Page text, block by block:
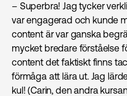
– Superbra! Jag tycker
var engagerad och kunde
content är var ganska
mycket bredare förståelse
content det faktiskt finns
förmåga att lära ut. Jag
kul! (Carin, den andra